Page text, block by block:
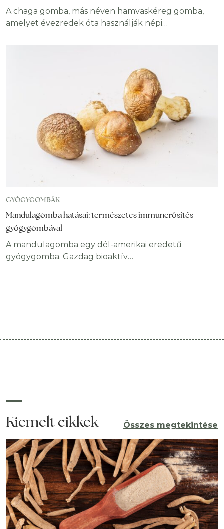
A chaga gomba, más néven hamvaskéreg gomba,
amelyet évezredek óta használják népi
egészség trendekben a chaga gomba hatása
továbbra is központi téma. Sokan fogyasztják
teaként vagy táplálékkiegészítőként, például chaga
gomba kapszula vagy chaga gomba kivonat
formájában. Mi az
GYÓGYGOMBÁK
Mandulagomba hatásai: természetes immunerősítés
gyógygombával
A mandulagomba egy dél-amerikai eredetű
gyógygomba. Gazdag bioaktív
véletlen, hiszen több kutatás is vizsgálja
Kiemelt cikkek Összes megtekintése